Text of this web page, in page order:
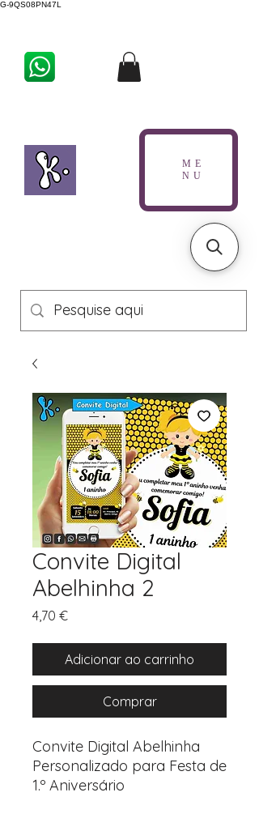
G-9QS08PN47L
ME
NU
Convite Digital
Abelhinha 2
4,70 €Preço
Adicionar ao carrinho
Comprar
Convite Digital Abelhinha
Personalizado para Festa de
1.º Aniversário